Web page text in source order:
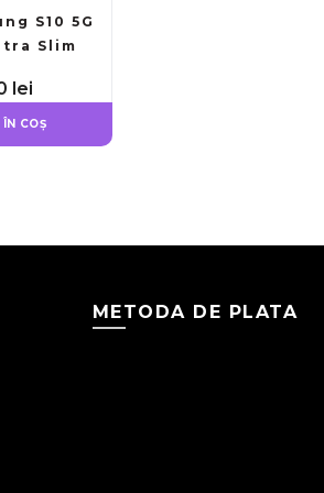
S10 5G
Slim
lei
COȘ
METODA DE PLATA